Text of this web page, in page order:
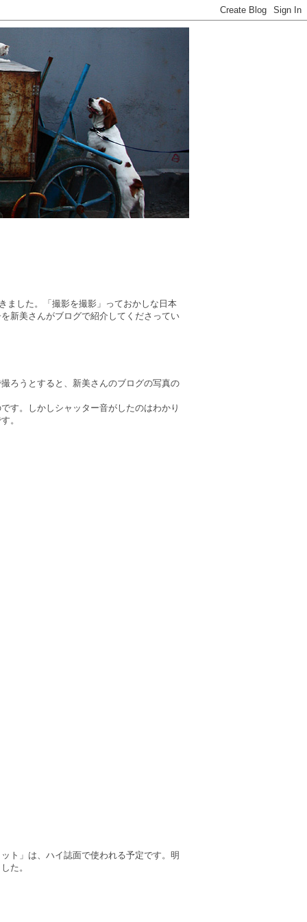
ました。「撮影を撮影」っておかしな日本
新美さんがブログで紹介してくださってい
ろうとすると、新美さんのブログの写真の
す。しかしシャッター音がしたのはわかり
。
ト」は、ハイ誌面で使われる予定です。明
た。